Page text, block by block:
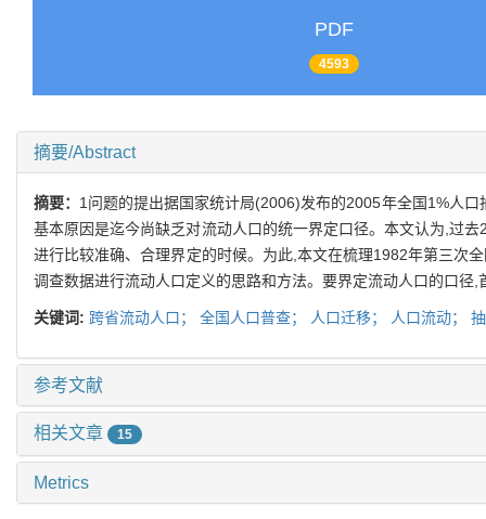
PDF
4593
摘要/Abstract
摘要： 1问题的提出据国家统计局(2006)发布的2005年全国1%人
基本原因是迄今尚缺乏对流动人口的统一界定口径。本文认为,过
进行比较准确、合理界定的时候。为此,本文在梳理1982年第三次
调查数据进行流动人口定义的思路和方法。要界定流动人口的口径,
关键词: 跨省流动人口； 全国人口普查； 人口迁移； 人口流动；
参考文献
相关文章 15
Metrics